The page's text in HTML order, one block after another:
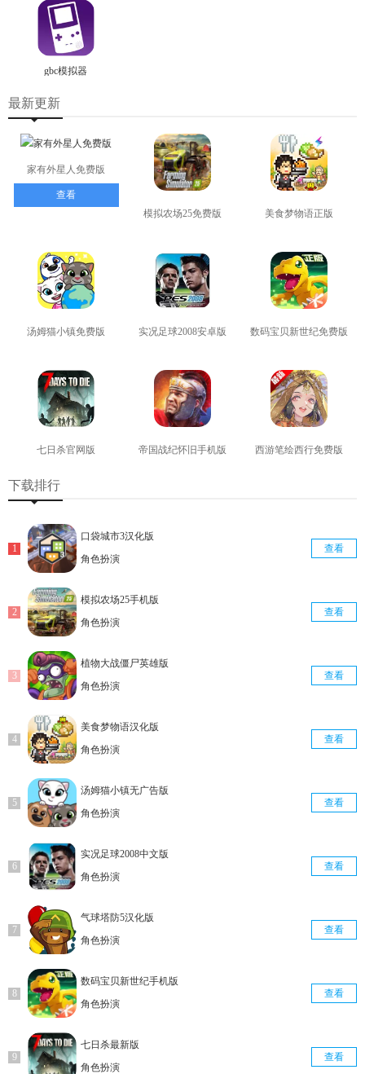
gbc模拟器
最新更新
家有外星人免费版
查看
模拟农场25免费版
美食梦物语正版
汤姆猫小镇免费版 实况足球2008安卓版 数码宝贝新世纪免费版
七日杀官网版 帝国战纪怀旧手机版 西游笔绘西行免费版
下载排行
口袋城市3汉化版
角色扮演
查看
模拟农场25手机版
角色扮演
查看
植物大战僵尸英雄版
角色扮演
查看
美食梦物语汉化版
角色扮演
查看
汤姆猫小镇无广告版
角色扮演
查看
实况足球2008中文版
角色扮演
查看
气球塔防5汉化版
角色扮演
查看
数码宝贝新世纪手机版
角色扮演
查看
七日杀最新版
角色扮演
查看